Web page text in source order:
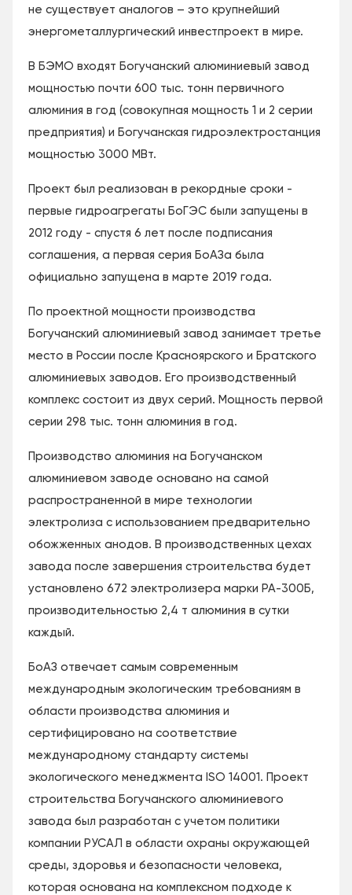
не существует аналогов – это крупнейший
энергометаллургический инвестпроект в мире.
В БЭМО входят Богучанский алюминиевый завод
мощностью почти 600 тыс. тонн первичного
алюминия в год (совокупная мощность 1 и 2 серии
предприятия) и Богучанская гидроэлектростанция
мощностью 3000 МВт.
Проект был реализован в рекордные сроки -
первые гидроагрегаты БоГЭС были запущены в
2012 году - спустя 6 лет после подписания
соглашения, а первая серия БоАЗа была
официально запущена в марте 2019 года.
По проектной мощности производства
Богучанский алюминиевый завод занимает третье
место в России после Красноярского и Братского
алюминиевых заводов. Его производственный
комплекс состоит из двух серий. Мощность первой
серии 298 тыс. тонн алюминия в год.
Производство алюминия на Богучанском
алюминиевом заводе основано на самой
распространенной в мире технологии
электролиза с использованием предварительно
обожженных анодов. В производственных цехах
завода после завершения строительства будет
установлено 672 электролизера марки РА-300Б,
производительностью 2,4 т алюминия в сутки
каждый.
БоАЗ отвечает самым современным
международным экологическим требованиям в
области производства алюминия и
сертифицировано на соответствие
международному стандарту системы
экологического менеджмента ISO 14001. Проект
строительства Богучанского алюминиевого
завода был разработан с учетом политики
компании РУСАЛ в области охраны окружающей
среды, здоровья и безопасности человека,
которая основана на комплексном подходе к